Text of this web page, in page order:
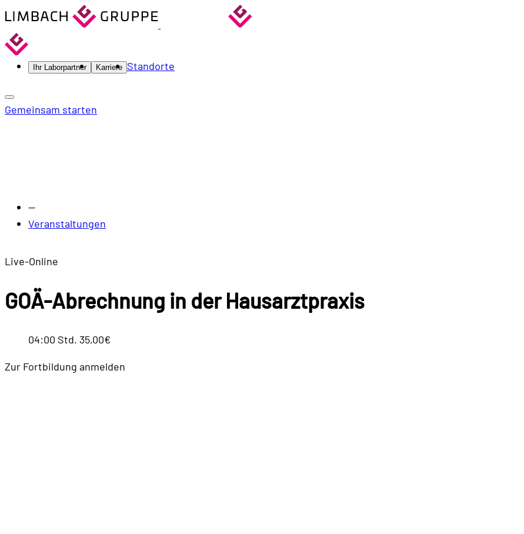
Ihr Laborpartner Karriere Standorte
Gemeinsam starten
—
Veranstaltungen
Live-Online
GOÄ-Abrechnung in der Hausarztpraxis
04:00 Std. 35,00€
Zur Fortbildung anmelden